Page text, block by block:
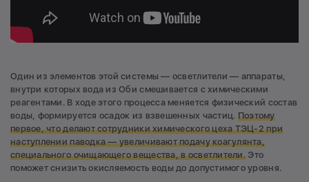
Один из элементов этой системы — осветлители — аппараты,
внутри которых вода из Оби смешивается с химическими
реагентами. В ходе этого процесса меняется физический состав
воды, формируется осадок из взвешенных частиц. Поэтому
первое, что делают сотрудники химического цеха ТЭЦ-2 при
наступлении паводка — увеличивают подачу коагулянта,
специального очищающего вещества, в осветлители.Это
поможет снизить окисляемость воды до допустимого уровня.